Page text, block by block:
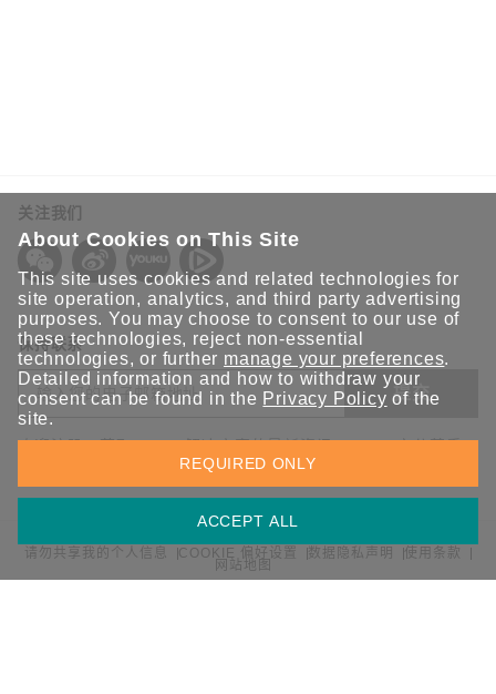
关注我们
保持联系
提交
欢迎注册，获取 Moxa 解决方案的最新资讯。Moxa 充分尊重
您的隐私，绝不会透露您的邮箱信息。
请勿共享我的个人信息 COOKIE 偏好设置 数据隐私声明 使用条款
网站地图
About Cookies on This Site
This site uses cookies and related technologies for
site operation, analytics, and third party advertising
purposes. You may choose to consent to our use of
these technologies, reject non-essential
technologies, or further manage your preferences.
Detailed information and how to withdraw your
consent can be found in the Privacy Policy of the
site.
ACCEPT ALL
REQUIRED ONLY